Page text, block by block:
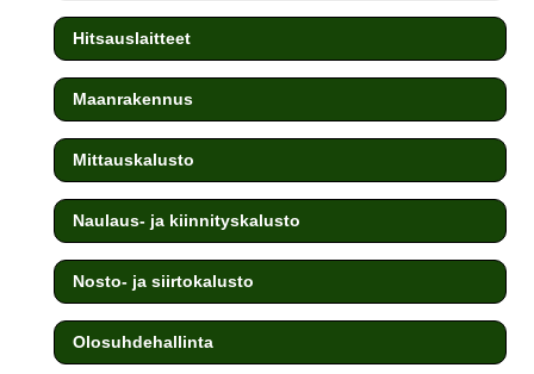
Hitsauslaitteet
Maanrakennus
Mittauskalusto
Naulaus- ja kiinnityskalusto
Nosto- ja siirtokalusto
Olosuhdehallinta